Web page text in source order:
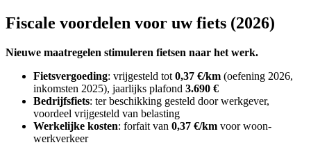
Fiscale voordelen voor uw fiets (2026)
Nieuwe maatregelen stimuleren fietsen naar het werk.
Fietsvergoeding: vrijgesteld tot 0,37 €/km (oefening 2026,
inkomsten 2025), jaarlijks plafond 3.690 €
Bedrijfsfiets: ter beschikking gesteld door werkgever,
voordeel vrijgesteld van belasting
Werkelijke kosten: forfait van 0,37 €/km voor woon-
werkverkeer